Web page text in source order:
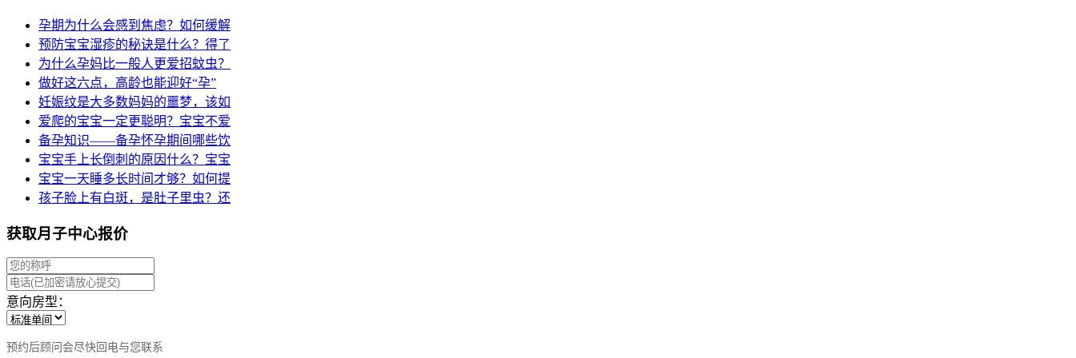
孕期为什么会感到焦虑？如何缓解
预防宝宝湿疹的秘诀是什么？得了
为什么孕妈比一般人更爱招蚊虫？
做好这六点，高龄也能迎好“孕”
妊娠纹是大多数妈妈的噩梦，该如
爱爬的宝宝一定更聪明？宝宝不爱
备孕知识——备孕怀孕期间哪些饮
宝宝手上长倒刺的原因什么？宝宝
宝宝一天睡多长时间才够？如何提
孩子脸上有白斑，是肚子里虫？还
获取月子中心报价
意向房型：
预约后顾问会尽快回电与您联系